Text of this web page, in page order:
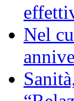
Nel